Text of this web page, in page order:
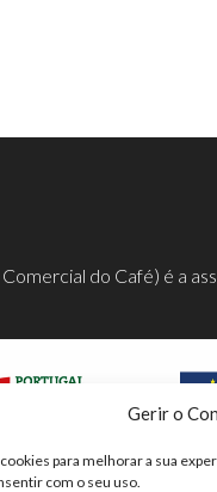
Gerir o
para melhorar a sua
com o seu uso.
do Café) é a
aqui.